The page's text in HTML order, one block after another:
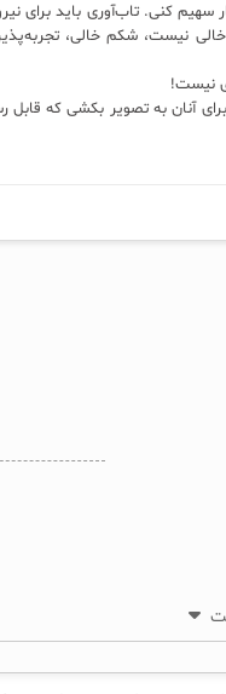
سهیم کنی. تاب‌آوری باید برای
نیست، شکم خالی،
نیست!
برای آنان به تصویر بکشی که